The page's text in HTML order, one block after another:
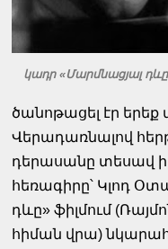
կադր «Մարմնացյալ
ծանոթացել էր
Վերադառնալով
դերասանը տեսավ
հեռագիրը՝ Կլոդ
դևը» ֆիլմում
հիման վրա)